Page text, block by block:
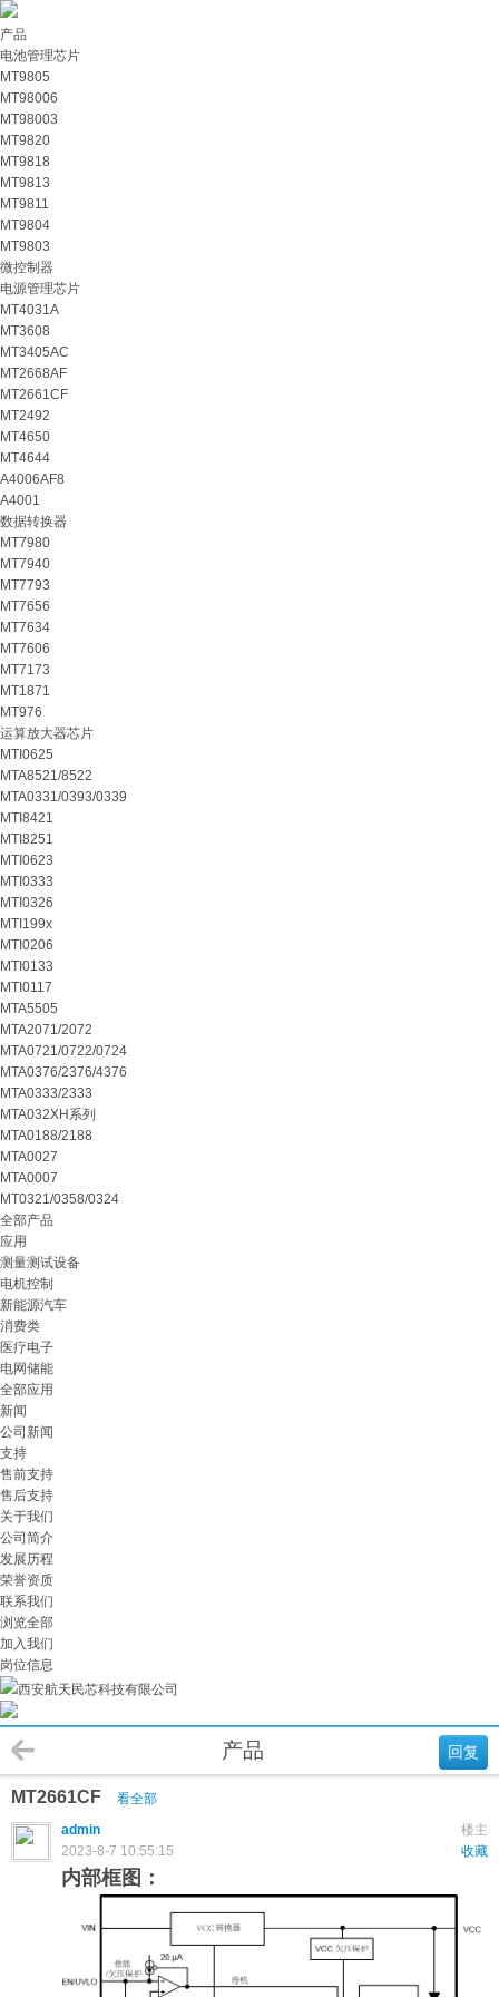
产品
电池管理芯片
MT9805
MT98006
MT98003
MT9820
MT9818
MT9813
MT9811
MT9804
MT9803
微控制器
电源管理芯片
MT4031A
MT3608
MT3405AC
MT2668AF
MT2661CF
MT2492
MT4650
MT4644
A4006AF8
A4001
数据转换器
MT7980
MT7940
MT7793
MT7656
MT7634
MT7606
MT7173
MT1871
MT976
运算放大器芯片
MTI0625
MTA8521/8522
MTA0331/0393/0339
MTI8421
MTI8251
MTI0623
MTI0333
MTI0326
MTI199x
MTI0206
MTI0133
MTI0117
MTA5505
MTA2071/2072
MTA0721/0722/0724
MTA0376/2376/4376
MTA0333/2333
MTA032XH系列
MTA0188/2188
MTA0027
MTA0007
MT0321/0358/0324
全部产品
应用
测量测试设备
电机控制
新能源汽车
消费类
医疗电子
电网储能
全部应用
新闻
公司新闻
支持
售前支持
售后支持
关于我们
公司简介
发展历程
荣誉资质
联系我们
浏览全部
加入我们
岗位信息
西安航天民芯科技有限公司
回复
产品
MT2661CF
看全部
楼主
admin
收藏
2023-8-7 10:55:15
内部框图：